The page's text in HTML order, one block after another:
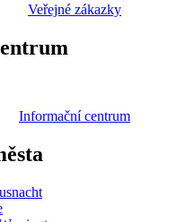
Veřejné zákazky
Informační centrum